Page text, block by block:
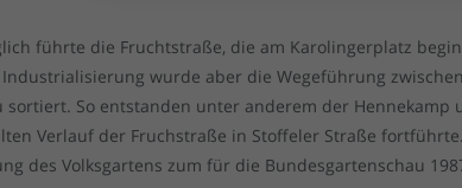
führte die Fruchtstraße, die am Karolingerplatz
wurde aber die Wegeführung
sortiert. So entstanden unter anderem der Hennekamp
Verlauf der Fruchstraße in Stoffeler Straße
des Volksgartens zum für die Bundesgartenschau